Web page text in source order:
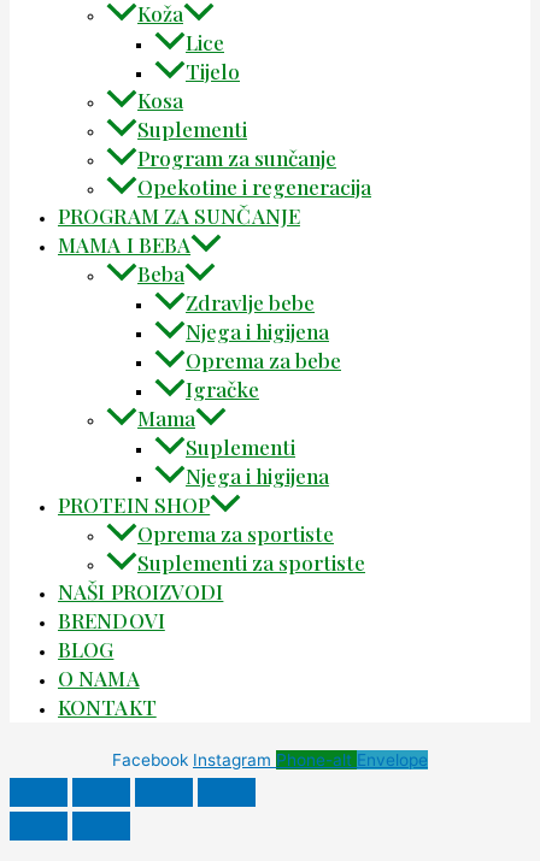
Koža
Lice
Tijelo
Kosa
Suplementi
Program za sunčanje
Opekotine i regeneracija
PROGRAM ZA SUNČANJE
MAMA I BEBA
Beba
Zdravlje bebe
Njega i higijena
Oprema za bebe
Igračke
Mama
Suplementi
Njega i higijena
PROTEIN SHOP
Oprema za sportiste
Suplementi za sportiste
NAŠI PROIZVODI
BRENDOVI
BLOG
O NAMA
KONTAKT
Facebook Instagram Phone-alt Envelope